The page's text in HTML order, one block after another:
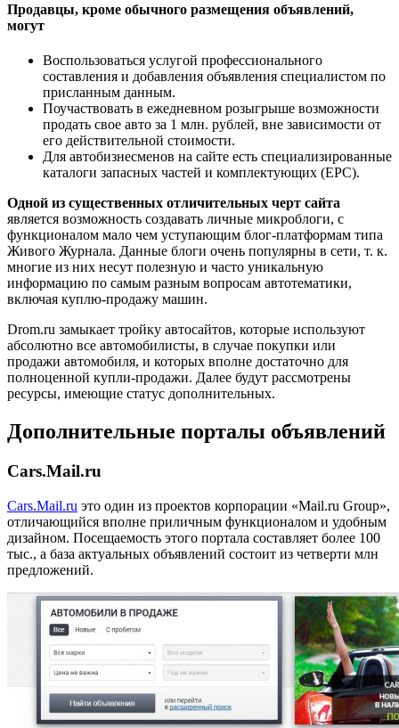
Продавцы, кроме обычного размещения объявлений,
могут
Воспользоваться услугой профессионального
составления и добавления объявления специалистом по
присланным данным.
Поучаствовать в ежедневном розыгрыше возможности
продать свое авто за 1 млн. рублей, вне зависимости от
его действительной стоимости.
Для автобизнесменов на сайте есть специализированные
каталоги запасных частей и комплектующих (EPC).
Одной из существенных отличительных черт сайта
является возможность создавать личные микроблоги, с
функционалом мало чем уступающим блог-платформам типа
Живого Журнала. Данные блоги очень популярны в сети, т. к.
многие из них несут полезную и часто уникальную
информацию по самым разным вопросам автотематики,
включая куплю-продажу машин.
Drom.ru замыкает тройку автосайтов, которые используют
абсолютно все автомобилисты, в случае покупки или
продажи автомобиля, и которых вполне достаточно для
полноценной купли-продажи. Далее будут рассмотрены
ресурсы, имеющие статус дополнительных.
Дополнительные порталы объявлений
Cars.Mail.ru
Cars.Mail.ru это один из проектов корпорации «Mail.ru Group»,
отличающийся вполне приличным функционалом и удобным
дизайном. Посещаемость этого портала составляет более 100
тыс., а база актуальных объявлений состоит из четверти млн
предложений.